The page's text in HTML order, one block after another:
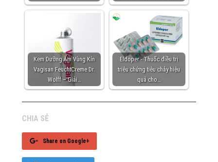
Kem Dưỡng Ẩm Vùng Kín
Vagisan FeuchtCreme Dr.
Wolff – Giải…
Eldoper - Thuốc điều trị
triệu chứng tiêu chảy hiệu
quả cho…
CHIA SẺ
Share on Google+